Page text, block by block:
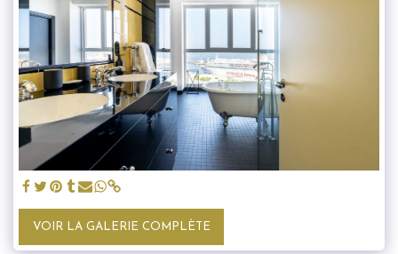
VOIR LA GALERIE COMPLÈTE